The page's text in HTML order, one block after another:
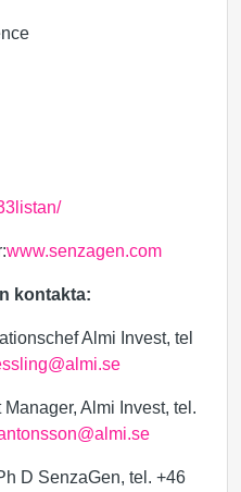
www.senzagen.com
kontakta:
Almi Invest, tel
Almi Invest, tel.
D SenzaGen, tel. +46